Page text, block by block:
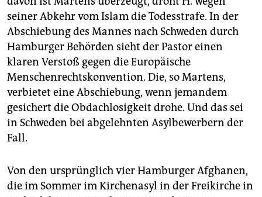
seiner Abkehr vom Islam die Todesstrafe. In der
Abschiebung des Mannes nach Schweden durch
Hamburger Behörden sieht der Pastor einen
klaren Verstoß gegen die Europäische
Menschenrechtskonvention. Die, so Martens,
verbietet eine Abschiebung, wenn jemandem
gesichert die Obdachlosigkeit drohe. Und das sei
in Schweden bei abgelehnten Asylbewerbern der
Fall.
Von den ursprünglich vier Hamburger Afghanen,
die im Sommer im Kirchenasyl in der Freikirche in